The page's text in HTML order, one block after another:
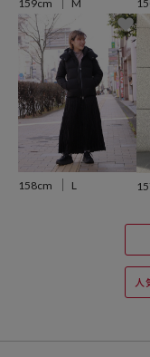
す。
※画像の商品は光の照
ざいます。また表示の
ので、予めご了承くださ
※着用、お取り扱いの
ンタグを必ずご確認下さ
159cm M
158cm L
人